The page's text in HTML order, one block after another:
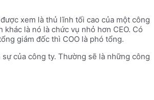
xem là thủ lĩnh tối cao của một công
là nó là chức vụ nhỏ hơn CEO. Có
giám đốc thì COO là phó tổng.
của công ty. Thường sẽ là những công